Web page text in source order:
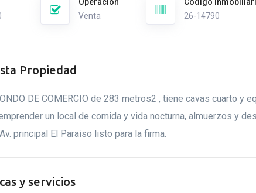
Venta
26-14790
Propiedad
DE COMERCIO de 283 metros2 , tiene cavas cuarto y
un local de comida y vida nocturna, almuerzos y
principal El Paraiso listo para la firma.
y servicios